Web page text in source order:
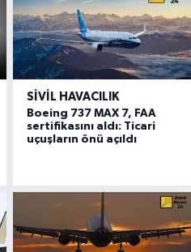
SIVIL HAVACILIK
Boeing 737 MAX 7, FAA
sertifikasını aldı: Ticari
uçuşların önü açıldı